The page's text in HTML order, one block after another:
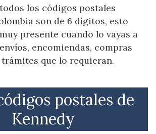
los códigos postales
son de 6 dígitos, esto
presente cuando lo vayas a
encomiendas, compras
que lo requieran.
postales de
Kennedy